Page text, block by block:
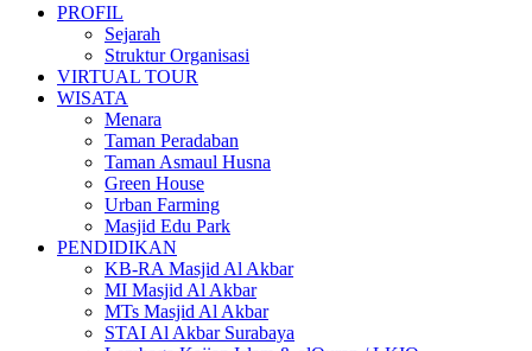
PROFIL
Sejarah
Struktur Organisasi
VIRTUAL TOUR
WISATA
Menara
Taman Peradaban
Taman Asmaul Husna
Green House
Urban Farming
Masjid Edu Park
PENDIDIKAN
KB-RA Masjid Al Akbar
MI Masjid Al Akbar
MTs Masjid Al Akbar
STAI Al Akbar Surabaya